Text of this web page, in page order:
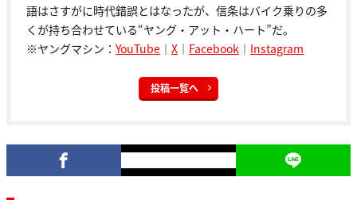
語はさすがに時代錯誤とはなったが、信条はバイク乗りの多
くが持ち合わせている“ヤング・アット・ハート”だ。
※ヤングマシン： YouTube ｜ X ｜ Facebook ｜ Instagram
投稿一覧へ